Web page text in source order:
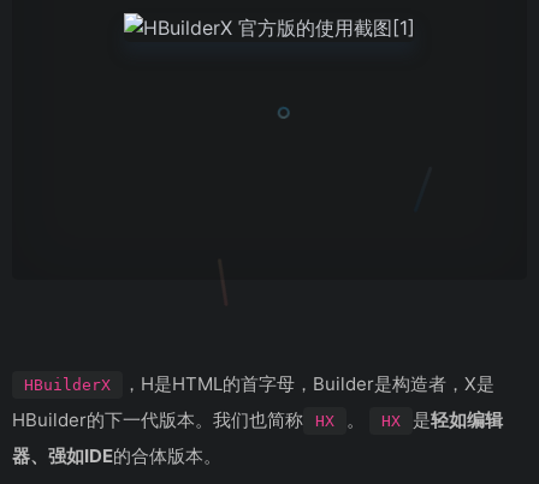
HBuilderX
，H是HTML的首字母，Builder是构造者，X是
HBuilder的下一代版本。我们也简称
HX 。 HX 是轻如编辑
器、强如IDE的合体版本。